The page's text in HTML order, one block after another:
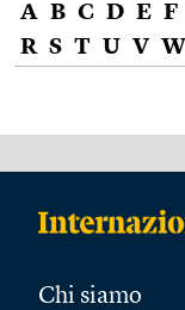
A B C D E F
R S T U V W
Chi siamo